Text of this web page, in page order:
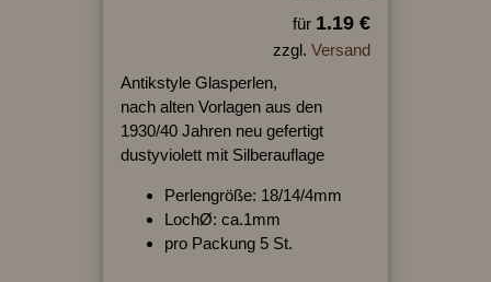
für 1.19 €
zzgl. Versand
Antikstyle Glasperlen,
nach alten Vorlagen aus den
1930/40 Jahren neu gefertigt
dustyviolett mit Silberauflage
Perlengröße: 18/14/4mm
LochØ: ca.1mm
pro Packung 5 St.